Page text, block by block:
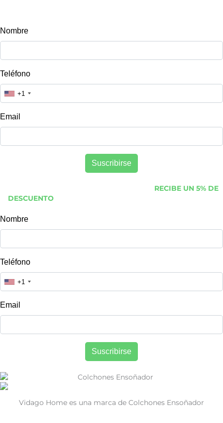
RECIBE UN 5% DE
DESCUENTOen tu primera compra, información de nuevos
Vidago Home es una marca de Colchones Ensoñador